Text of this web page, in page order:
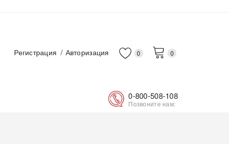
Регистрация Авторизация 0
0
0-800-508-108
Позвоните нам: